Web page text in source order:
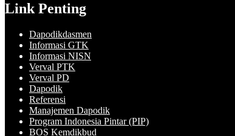
Link Penting
Dapodikdasmen
Informasi GTK
Informasi NISN
Verval PTK
Verval PD
Dapodik
Referensi
Manajemen Dapodik
Program Indonesia Pintar (PIP)
BOS Kemdikbud